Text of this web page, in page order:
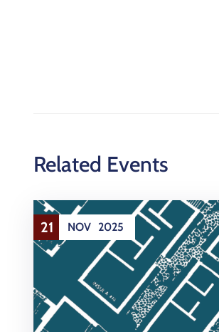
Related Events
21 NOV 2025